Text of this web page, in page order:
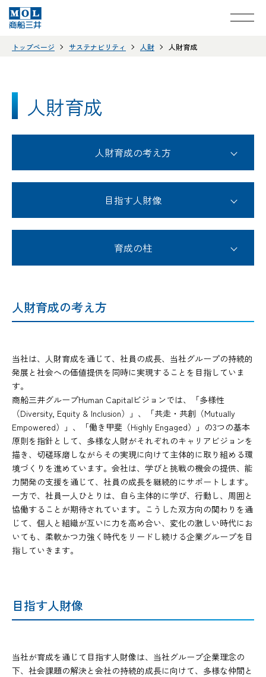
トップページ サステナビリティ 人財 人財育成
人財育成
人財育成の考え方
目指す人財像
育成の柱
人財育成の考え方
当社は、人財育成を通じて、社員の成長、当社グループの持続的
発展と社会への価値提供を同時に実現することを目指していま
す。
商船三井グループHuman Capitalビジョンでは、「多様性
（Diversity, Equity & Inclusion）」、「共走・共創（Mutually
Empowered）」、「働き甲斐（Highly Engaged）」の3つの基本
原則を指針として、多様な人財がそれぞれのキャリアビジョンを
描き、切磋琢磨しながらその実現に向けて主体的に取り組める環
境づくりを進めています。会社は、学びと挑戦の機会の提供、能
力開発の支援を通じて、社員の成長を継続的にサポートします。
一方で、社員一人ひとりは、自ら主体的に学び、行動し、周囲と
協働することが期待されています。こうした双方向の関わりを通
じて、個人と組織が互いに力を高め合い、変化の激しい時代にお
いても、柔軟かつ力強く時代をリードし続ける企業グループを目
指していきます。
目指す人財像
当社が育成を通じて目指す人財像は、当社グループ企業理念の
下、社会課題の解決と会社の持続的成長に向けて、多様な仲間と